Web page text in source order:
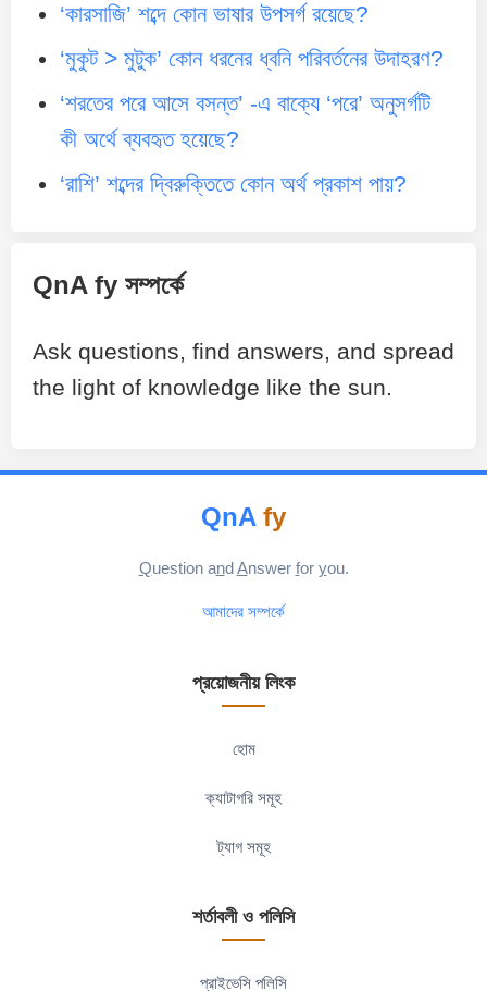
‘কারসাজি’ শব্দে কোন ভাষার উপসর্গ রয়েছে?
‘মুকুট > মুটুক’ কোন ধরনের ধ্বনি পরিবর্তনের উদাহরণ?
‘শরতের পরে আসে বসন্ত’ -এ বাক্যে ‘পরে’ অনুসর্গটি
কী অর্থে ব্যবহৃত হয়েছে?
‘রাশি’ শব্দের দ্বিরুক্তিতে কোন অর্থ প্রকাশ পায়?
QnA fy সম্পর্কে
Ask questions, find answers, and spread
the light of knowledge like the sun.
QnA fy
Question andAnswer for you.
আমাদের সম্পর্কে
প্রয়োজনীয় লিংক
হোম
ক্যাটাগরি সমূহ
ট্যাগ সমূহ
শর্তাবলী ও পলিসি
প্রাইভেসি পলিসি